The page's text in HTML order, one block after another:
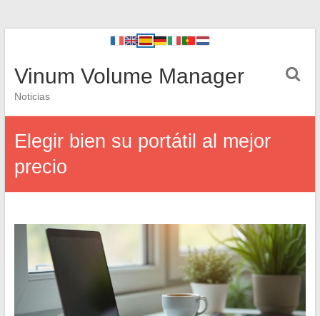
Vinum Volume Manager
Noticias
Elegir bien su portátil al mejor
precio